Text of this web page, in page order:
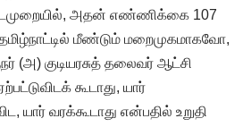
அதன் எண்ணிக்கை 107
மீண்டும் மறைமுகமாகவோ,
(அ) குடியரசுத் தலைவர் ஆட்சி
கூடாது, யார்
யார் வரக்கூடாது என்பதில் உறுதி